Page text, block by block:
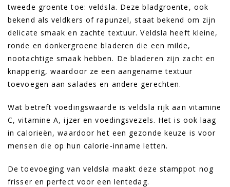
tweede groente toe: veldsla. Deze bladgroente, ook
bekend als veldkers of rapunzel, staat bekend om zijn
delicate smaak en zachte textuur. Veldsla heeft kleine,
ronde en donkergroene bladeren die een milde,
nootachtige smaak hebben. De bladeren zijn zacht en
knapperig, waardoor ze een aangename textuur
toevoegen aan salades en andere gerechten.
Wat betreft voedingswaarde is veldsla rijk aan vitamine
C, vitamine A, ijzer en voedingsvezels. Het is ook laag
in calorieën, waardoor het een gezonde keuze is voor
mensen die op hun calorie-inname letten.
De toevoeging van veldsla maakt deze stamppot nog
frisser en perfect voor een lentedag.